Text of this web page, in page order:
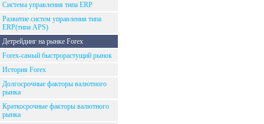
Система управления типа ERP
Развитие систем управления типа
ERP(типа APS)
Детрейдинг на рынке Forex
Forex-самый быстрорастущий рынок
История Forex
Долгосрочные факторы валютного
рынка
Краткосрочные факторы валютного
рынка